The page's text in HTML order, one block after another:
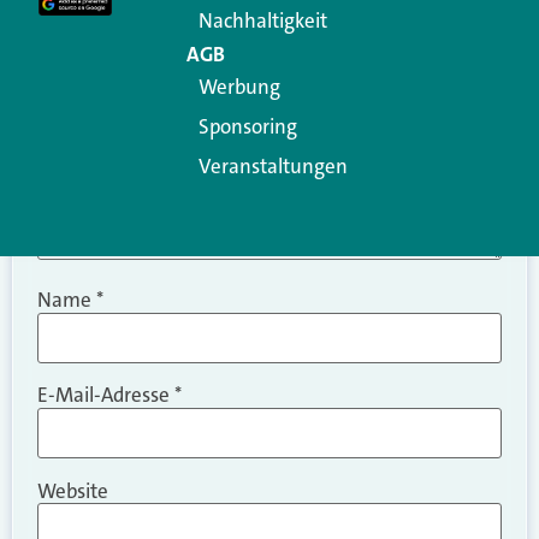
Name *
E-Mail-Adresse *
Website
Nachhaltigkeit
AGB
Werbung
Sponsoring
Veranstaltungen